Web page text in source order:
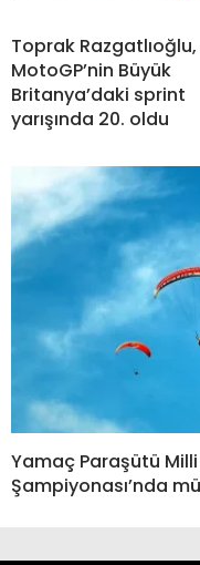
Toprak Razgatlıoğlu,
MotoGP’nin Büyük
Britanya’daki sprint
yarışında 20. oldu
Yamaç Paraşütü Milli
Şampiyonası’nda